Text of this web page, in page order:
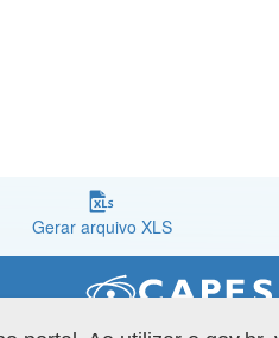
Gerar arquivo XLS